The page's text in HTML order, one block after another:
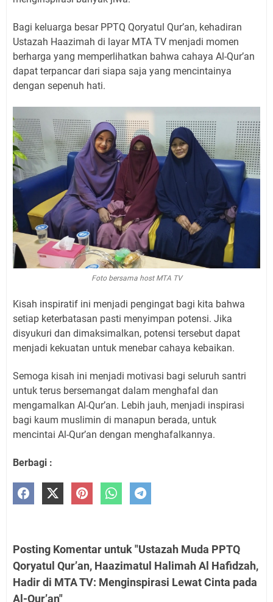
Bagi keluarga besar PPTQ Qoryatul Qur’an, kehadiran
Ustazah Haazimah di layar MTA TV menjadi momen
berharga yang memperlihatkan bahwa cahaya Al-Qur’an
dapat terpancar dari siapa saja yang mencintainya
dengan sepenuh hati.
Foto bersama host MTA TV
Kisah inspiratif ini menjadi pengingat bagi kita bahwa
setiap keterbatasan pasti menyimpan potensi. Jika
disyukuri dan dimaksimalkan, potensi tersebut dapat
menjadi kekuatan untuk menebar cahaya kebaikan.
Semoga kisah ini menjadi motivasi bagi seluruh santri
untuk terus bersemangat dalam menghafal dan
mengamalkan Al-Qur’an. Lebih jauh, menjadi inspirasi
bagi kaum muslimin di manapun berada, untuk
mencintai Al-Qur’an dengan menghafalkannya.
Berbagi :
Posting Komentar untuk "Ustazah Muda PPTQ
Qoryatul Qur’an, Haazimatul Halimah Al Hafidzah,
Hadir di MTA TV: Menginspirasi Lewat Cinta pada
Al-Qur’an"